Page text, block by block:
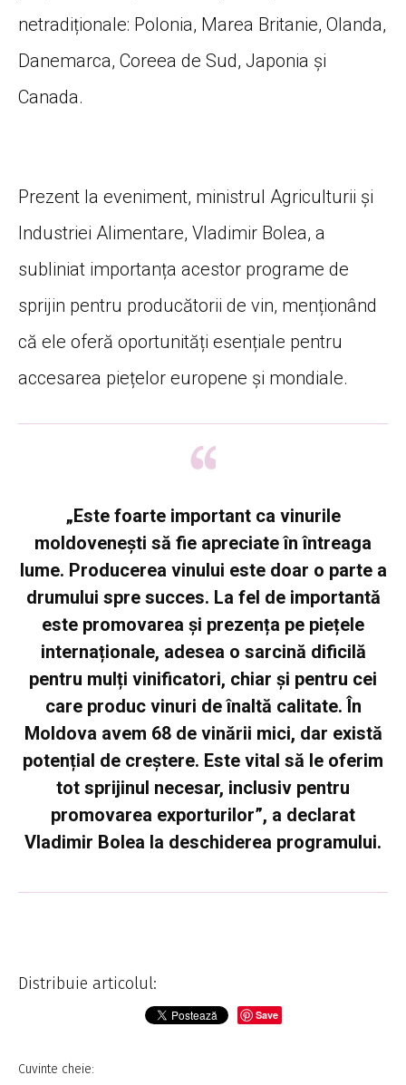
netradiționale: Polonia, Marea Britanie, Olanda,
Danemarca, Coreea de Sud, Japonia și
Canada.
Prezent la eveniment, ministrul Agriculturii și
Industriei Alimentare, Vladimir Bolea, a
subliniat importanța acestor programe de
sprijin pentru producătorii de vin, menționând
că ele oferă oportunități esențiale pentru
accesarea piețelor europene și mondiale.
„Este foarte important ca vinurile
moldovenești să fie apreciate în întreaga
lume. Producerea vinului este doar o parte a
drumului spre succes. La fel de importantă
este promovarea și prezența pe piețele
internaționale, adesea o sarcină dificilă
pentru mulți vinificatori, chiar și pentru cei
care produc vinuri de înaltă calitate. În
Moldova avem 68 de vinării mici, dar există
potențial de creștere. Este vital să le oferim
tot sprijinul necesar, inclusiv pentru
promovarea exporturilor”, a declarat
Vladimir Bolea la deschiderea programului.
Distribuie articolul:
Save
Cuvinte cheie: